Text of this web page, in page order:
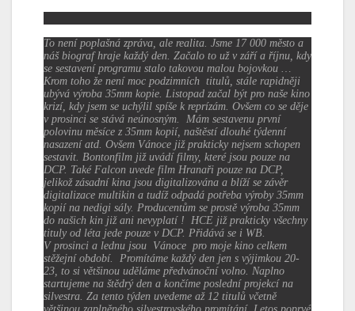
To není poplašná zpráva, ale realita. Jsme 17 000 město a
náš biograf hraje každý den. Začalo to už v září a říjnu, kdy
se sestavení programu stalo takovou malou bojovkou …
Krom toho že není moc podzimních titulů, stále rapidněji
ubývá výroba 35mm kopie. Listopad začal být pro naše kino
krizí, kdy jsem se uchýlil spíše k reprízám. Ovšem co se děje
v prosinci se stává neúnosným. Mám sestavenu první
polovinu měsíce z 35mm kopií, naštěstí dlouhé týdenní
nasazení atd. Ovšem Vánoce již prakticky nejsem schopen
sestavit. Bontonfilm již uvádí filmy, které jsou pouze na
DCP. Také Falcon uvede film Hranaři pouze na DCP,
jelikož zásadní kina jsou digitalizována a blíží se závěr
digitalizace multikin a tudíž odpadá potřeba výroby 35mm
kopií na nedigi sály. Producentům se prostě výroba 35mm
do našich kin již ani nevyplatí ! HCE již prakticky všechny
tituly od léta jede pouze v DCP. Přidává se i WB.
V prosinci a lednu jsou Vánoce pro moje kino celkem
stěžejní období. Promítáme každý den jen s výjimkou 20-
23, to si většinou uděláme předvánoční volno. Naplno
startujeme na štědrý den a končíme poslední projekcí na
silvestra. Za tento týden uvedeme až 12 titulů včetně